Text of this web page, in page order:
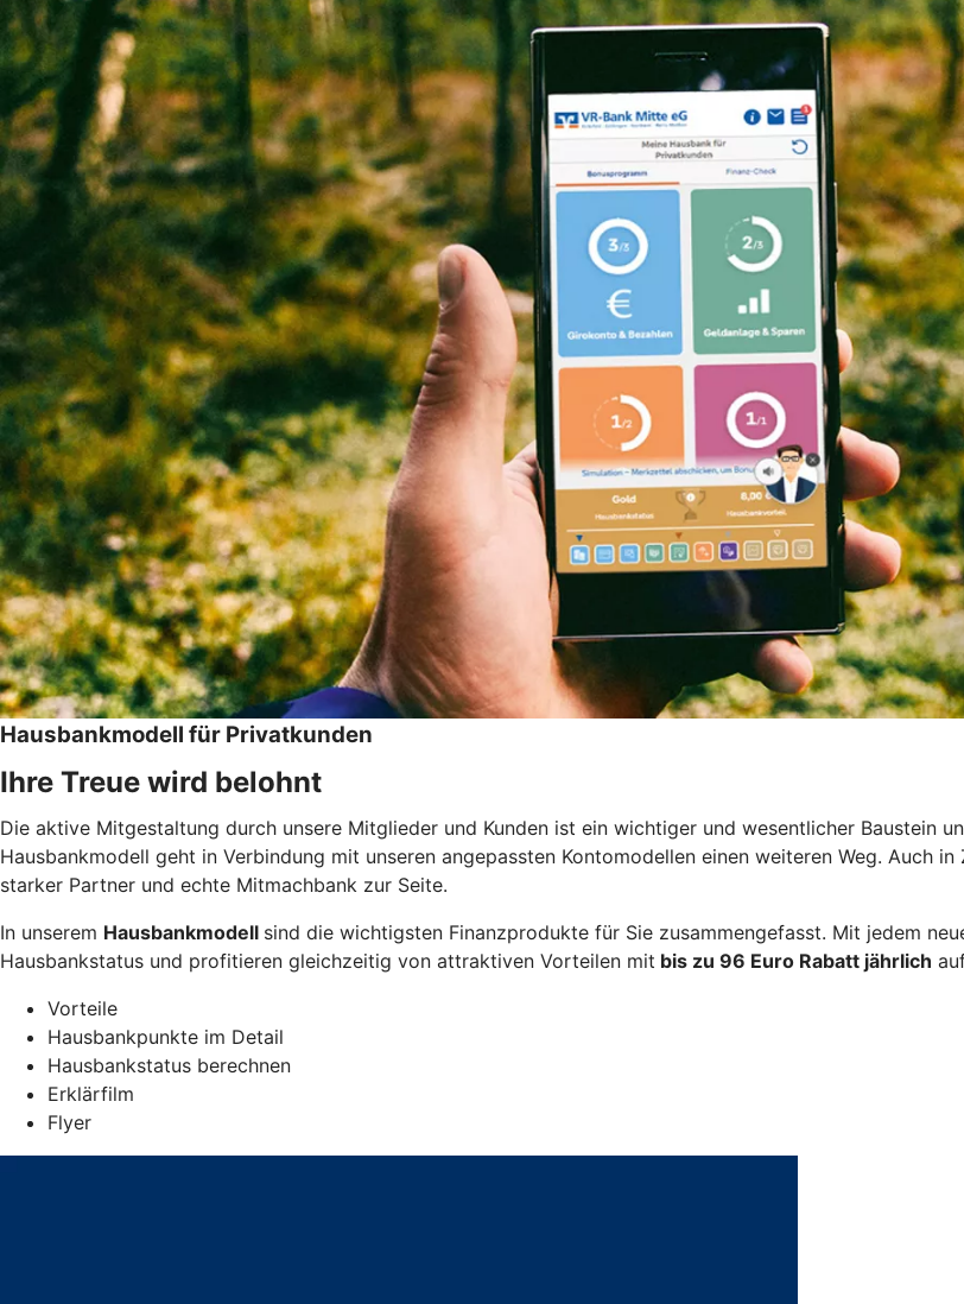
Hausbankmodell für Privatkunden
Ihre Treue wird belohnt
Die aktive Mitgestaltung durch unsere Mitglieder und Kunden ist ein wichtiger und wesentlicher Baustein
Hausbankmodell geht in Verbindung mit unseren angepassten Kontomodellen einen weiteren Weg. Auch
starker Partner und echte Mitmachbank zur Seite.
In unserem Hausbankmodell sind die wichtigsten Finanzprodukte für Sie zusammengefasst. Mit jedem
Hausbankstatus und profitieren gleichzeitig von attraktiven Vorteilen mit bis zu 96 Euro Rabatt jährlich
Vorteile
Hausbankpunkte im Detail
Hausbankstatus berechnen
Erklärfilm
Flyer